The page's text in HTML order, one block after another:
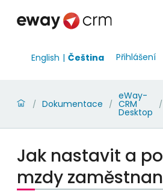
English Čeština Přihlášení
/ Dokumentace /
eWay-
CRM
Desktop
/
Jak nastavit a
mzdy